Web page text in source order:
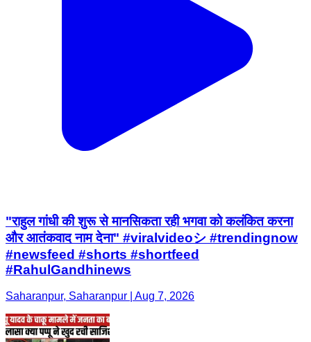
"राहुल गांधी की शुरू से मानसिकता रही भगवा को कलंकित करना
और आतंकवाद नाम देना" #viralvideoシ #trendingnow
#newsfeed #shorts #shortfeed
#RahulGandhinews
Saharanpur, Saharanpur | Aug 7, 2026